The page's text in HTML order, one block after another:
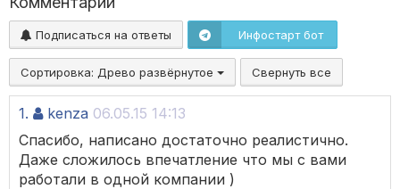
Подписаться на ответы Инфостарт бот
Сортировка: Древо развёрнутое Свернуть все
1. kenza 06.05.15 14:13
Спасибо, написано достаточно реалистично.
Даже сложилось впечатление что мы с вами
работали в одной компании )